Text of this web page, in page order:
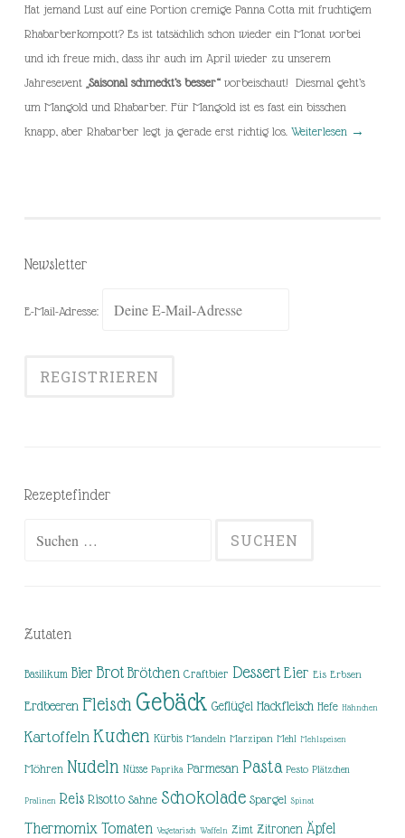
Hat jemand Lust auf eine Portion cremige Panna Cotta mit fruchtigem
Rhabarberkompott? Es ist tatsächlich schon wieder ein Monat vorbei
und ich freue mich, dass ihr auch im April wieder zu unserem
Jahresevent „Saisonal schmeckt’s besser“ vorbeischaut! Diesmal geht’s
um Mangold und Rhabarber. Für Mangold ist es fast ein bisschen
knapp, aber Rhabarber legt ja gerade erst richtig los. Weiterlesen →
Newsletter
E-Mail-Adresse:
Rezeptefinder
Zutaten
Basilikum Bier Brot Brötchen Craftbier Dessert Eier Eis Erbsen
Erdbeeren Fleisch Gebäck Geflügel Hackfleisch Hefe Hähnchen
Kartoffeln Kuchen Kürbis Mandeln Marzipan Mehl Mehlspeisen
Möhren Nudeln Nüsse Paprika Parmesan Pasta Pesto Plätzchen
Pralinen Reis Risotto Sahne Schokolade Spargel Spinat
Thermomix Tomaten Vegetarisch Waffeln Zimt Zitronen Äpfel